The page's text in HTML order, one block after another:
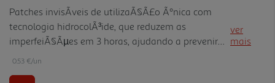
Link
para
a
mesma
página.
Patches invisÃ­veis de utilizaÃ§Ã£o Ãºnica com
tecnologia hidrocolÃ³ide, que reduzem as
imperfeiÃ§Ãµes em 3 horas, ajudando a prevenir
marcas e a reduzir o tamanho das borbulhas.
ver
mais
0.53 €/un